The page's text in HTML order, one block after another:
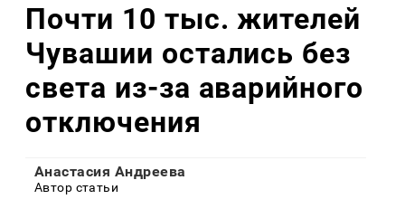
Почти 10 тыс. жителей
Чувашии остались без
света из-за аварийного
отключения
Анастасия Андреева
Автор статьи